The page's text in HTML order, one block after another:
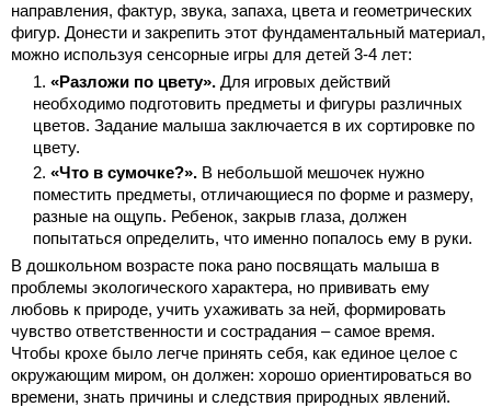
направления, фактур, звука, запаха, цвета и геометрических
фигур. Донести и закрепить этот фундаментальный материал,
можно используя сенсорные игры для детей 3-4 лет:
«Разложи по цвету». Для игровых действий
необходимо подготовить предметы и фигуры различных
цветов. Задание малыша заключается в их сортировке по
цвету.
«Что в сумочке?». В небольшой мешочек нужно
поместить предметы, отличающиеся по форме и размеру,
разные на ощупь. Ребенок, закрыв глаза, должен
попытаться определить, что именно попалось ему в руки.
В дошкольном возрасте пока рано посвящать малыша в
проблемы экологического характера, но прививать ему
любовь к природе, учить ухаживать за ней, формировать
чувство ответственности и сострадания – самое время.
Чтобы крохе было легче принять себя, как единое целое с
окружающим миром, он должен: хорошо ориентироваться во
времени, знать причины и следствия природных явлений.